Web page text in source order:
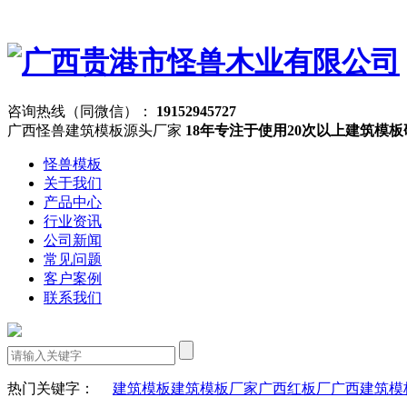
咨询热线（同微信）：
19152945727
广西怪兽建筑模板源头厂家 18年专注于使用20次以上建筑模
怪兽模板
关于我们
产品中心
行业资讯
公司新闻
常见问题
客户案例
联系我们
热门关键字： 建筑模板建筑模板厂家广西红板厂广西建筑模